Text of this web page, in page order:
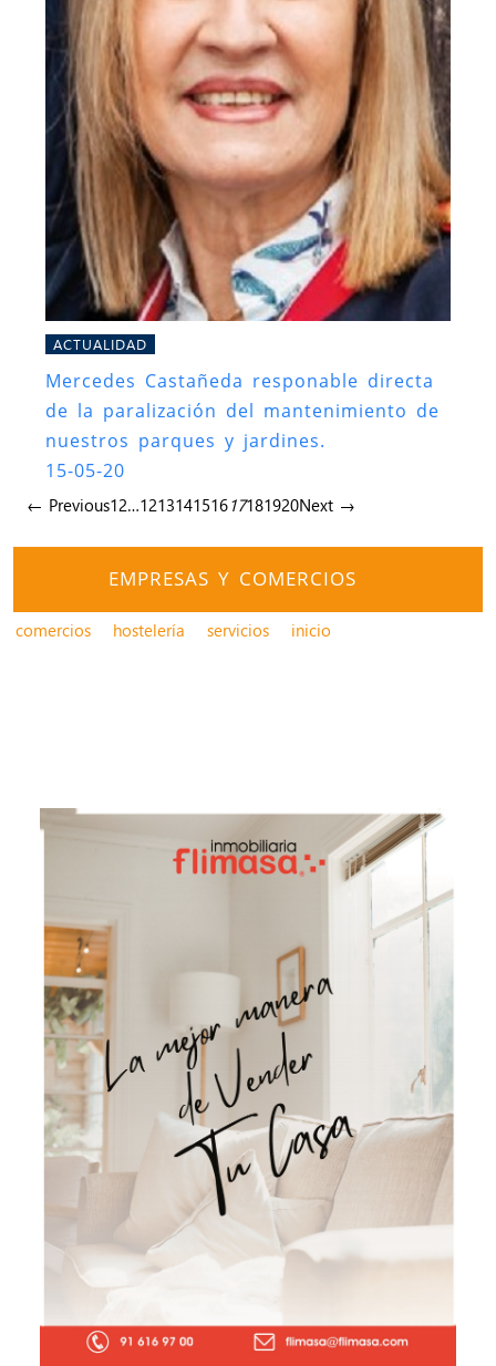
ACTUALIDAD
Mercedes Castañeda responable directa
de la paralización del mantenimiento de
nuestros parques y jardines.
15-05-20
← Previous12…121314151617181920Next →
EMPRESAS Y COMERCIOS
comercios hostelería servicios inicio